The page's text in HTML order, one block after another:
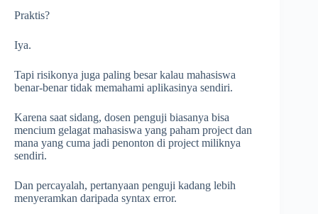
Praktis?
Iya.
Tapi risikonya juga paling besar kalau mahasiswa
benar-benar tidak memahami aplikasinya sendiri.
Karena saat sidang, dosen penguji biasanya bisa
mencium gelagat mahasiswa yang paham project dan
mana yang cuma jadi penonton di project miliknya
sendiri.
Dan percayalah, pertanyaan penguji kadang lebih
menyeramkan daripada syntax error.